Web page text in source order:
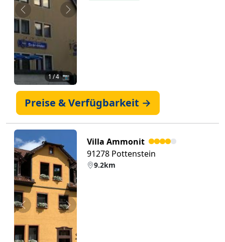
Zurück Weiter
1/ 4 📷
Preise & Verfügbarkeit →
Zurück Weiter
Villa Ammonit
91278 Pottenstein
9.2km